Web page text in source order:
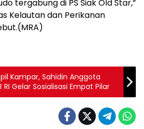
tergabung di PS Siak Old Star,”
Kelautan dan Perikanan
Kampar, Sahidin Anggota
RI Gelar Sosialisasi Empat Pilar